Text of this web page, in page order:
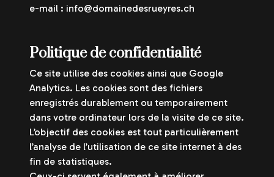
e-mail : info@domainedesrueyres.ch
Politique de confidentialité
Ce site utilise des cookies ainsi que Google
Analytics. Les cookies sont des fichiers
enregistrés durablement ou temporairement
dans votre ordinateur lors de la visite de ce site.
L’objectif des cookies est tout particulièrement
l’analyse de l’utilisation de ce site internet à des
fin de statistiques.